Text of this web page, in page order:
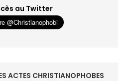
au Twitter
ACTES CHRISTIANOPHOBES